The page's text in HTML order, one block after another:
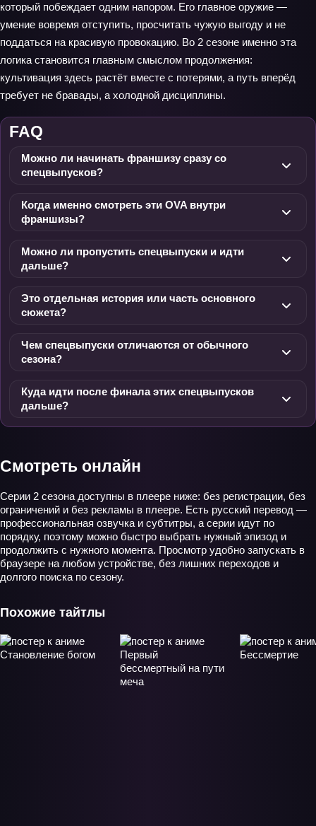
который побеждает одним напором. Его главное оружие —
умение вовремя отступить, просчитать чужую выгоду и не
поддаться на красивую провокацию. Во 2 сезоне именно эта
логика становится главным смыслом продолжения:
культивация здесь растёт вместе с потерями, а путь вперёд
требует не бравады, а холодной дисциплины.
FAQ
Можно ли начинать франшизу сразу со
спецвыпусков?
Когда именно смотреть эти OVA внутри
франшизы?
Можно ли пропустить спецвыпуски и идти
дальше?
Это отдельная история или часть основного
сюжета?
Чем спецвыпуски отличаются от обычного
сезона?
Куда идти после финала этих спецвыпусков
дальше?
Смотреть онлайн
Серии 2 сезона доступны в плеере ниже: без регистрации, без
ограничений и без рекламы в плеере. Есть русский перевод —
профессиональная озвучка и субтитры, а серии идут по
порядку, поэтому можно быстро выбрать нужный эпизод и
продолжить с нужного момента. Просмотр удобно запускать в
браузере на любом устройстве, без лишних переходов и
долгого поиска по сезону.
Похожие тайтлы